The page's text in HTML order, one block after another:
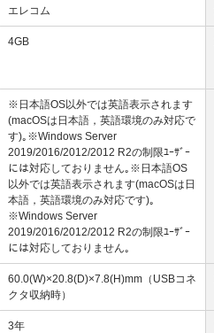
エレコム
4GB
※日本語OS以外では英語表示されます
(macOSは日本語，英語環境のみ対応で
す)｡※Windows Server
2019/2016/2012/2012 R2の制限ﾕｰｻﾞｰ
には対応しておりません｡※日本語OS
以外では英語表示されます(macOSは日
本語，英語環境のみ対応です)｡
※Windows Server
2019/2016/2012/2012 R2の制限ﾕｰｻﾞｰ
には対応しておりません｡
60.0(W)×20.8(D)×7.8(H)mm（USBコネ
クタ収納時）
3年